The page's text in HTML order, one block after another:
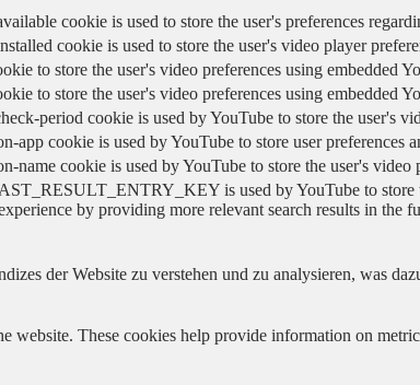
cookie is used to store the user's preferences
cookie is used to store the user's video player
to store the user's video preferences using embedded
to store the user's video preferences using embedded
period cookie is used by YouTube to store the user's
app cookie is used by YouTube to store user
name cookie is used by YouTube to store the user's
is used by YouTube to store
by providing more relevant search results in the
der Website zu verstehen und zu analysieren, was
website. These cookies help provide information on